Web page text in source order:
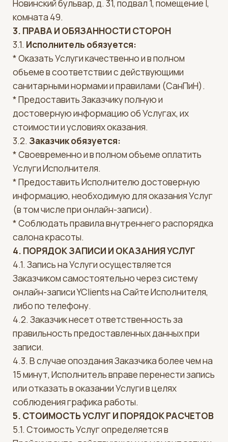
Услуги Исполнителя.
* Предоставить Исполнителю достоверную
информацию, необходимую для оказания Услуг
* Соблюдать правила внутреннего распорядка
салона красоты.
4. ПОРЯДОК ЗАПИСИ И ОКАЗАНИЯ УСЛУГ
4.1. Запись на Услуги осуществляется
Заказчиком самостоятельно через систему
онлайн-записи YClients на Сайте Исполнителя,
либо по телефону.
4.2. Заказчик несет ответственность за
правильность предоставленных данных при
записи.
4.3. В случае опоздания Заказчика более чем на
15 минут, Исполнитель вправе перенести запись
или отказать в оказании Услуги в целях
соблюдения графика работы.
5. СТОИМОСТЬ УСЛУГ И ПОРЯДОК РАСЧЕТОВ
5.1. Стоимость Услуг определяется в
Прейскуранте, действующем на момент записи
и размещенном на Сайте Исполнителя.
5.2. Оплата Услуг может производиться
Заказчиком путем внесения наличных денежных
средств или безналичным расчетом
(банковской картой) непосредственно в
салоне Исполнителя, либо через платежные
системы, интегрированные в систему YClients
(если такая возможность предусмотрена).
5.3. Исполнитель применяет онлайн-кассу в
соответствии с Федеральным законом от
22.05.2003 № 54-ФЗ.
6. ОТВЕТСТВЕННОСТЬ СТОРОН И
РАЗРЕШЕНИЕ СПОРОВ
6.1. За неисполнение или ненадлежащее
исполнение обязательств по настоящему
Договору Стороны несут ответственность в
соответствии с законодательством
Российской Федерации.
6.2. Все споры и разногласия, возникающие